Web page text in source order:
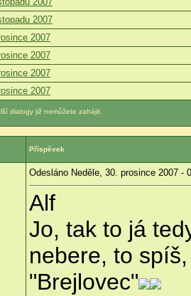
2007
2007
2007
2007
2007
dialogy již nemůžete zahájit.
Příspěvek
Odesláno Neděle, 30. prosince 2007 -
Alf
Jo, tak to já
nebere, to
"Brejlovec"